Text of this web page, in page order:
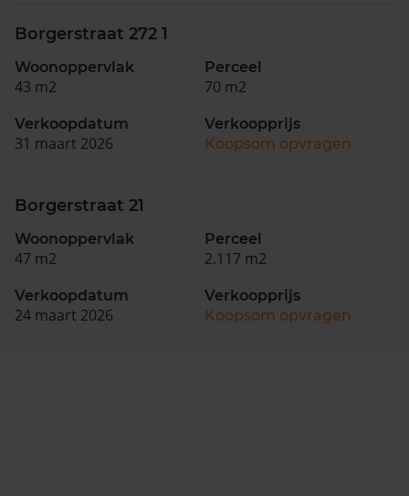
Borgerstraat 272 1
Woonoppervlak
43 m2
Perceel
70 m2
Verkoopdatum
31 maart 2026
Verkoopprijs
Koopsom opvragen
Borgerstraat 21
Woonoppervlak
47 m2
Perceel
2.117 m2
Verkoopdatum
24 maart 2026
Verkoopprijs
Koopsom opvragen